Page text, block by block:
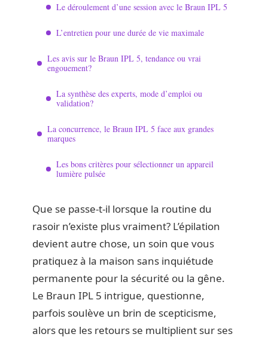
Le déroulement d’une session avec le Braun IPL 5
L’entretien pour une durée de vie maximale
Les avis sur le Braun IPL 5, tendance ou vrai
engouement?
La synthèse des experts, mode d’emploi ou
validation?
La concurrence, le Braun IPL 5 face aux grandes
marques
Les bons critères pour sélectionner un appareil
lumière pulsée
Que se passe-t-il lorsque la routine du
rasoir n’existe plus vraiment? L’épilation
devient autre chose, un soin que vous
pratiquez à la maison sans inquiétude
permanente pour la sécurité ou la gêne.
Le Braun IPL 5 intrigue, questionne,
parfois soulève un brin de scepticisme,
alors que les retours se multiplient sur ses